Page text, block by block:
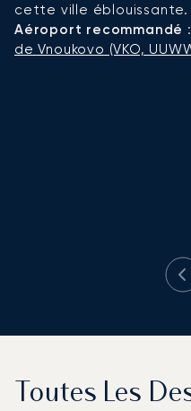
cette ville éblouissante.
Aéroport recommandé :
de Vnoukovo (VKO,
Toutes Les